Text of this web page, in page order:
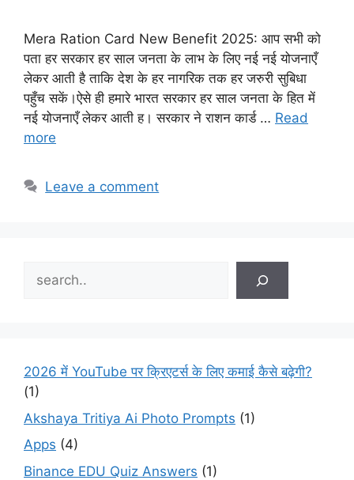
Mera Ration Card New Benefit 2025: आप सभी को
पता हर सरकार हर साल जनता के लाभ के लिए नई नई योजनाएँ
लेकर आती है ताकि देश के हर नागरिक तक हर जरुरी सुबिधा
पहुँच सकें।ऐसे ही हमारे भारत सरकार हर साल जनता के हित में
नई योजनाएँ लेकर आती ह। सरकार ने राशन कार्ड … Read
more
Leave a comment
2026 में YouTube पर क्रिएटर्स के लिए कमाई कैसे बढ़ेगी?
(1)
Akshaya Tritiya Ai Photo Prompts (1)
Apps (4)
Binance EDU Quiz Answers (1)